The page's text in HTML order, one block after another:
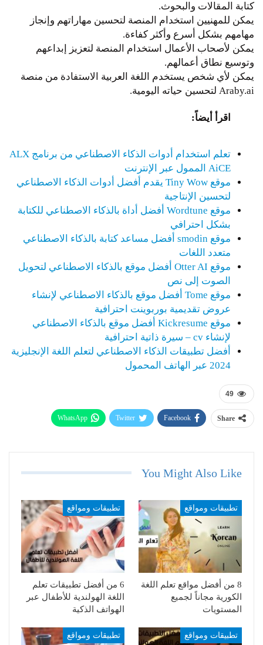
كتابة المقالات والبحوث.
يمكن للمهنيين استخدام المنصة لتحسين مهاراتهم وإنجاز
مهامهم بشكل أسرع وأكثر كفاءة.
يمكن لأصحاب الأعمال استخدام المنصة لتعزيز إبداعهم
وتوسيع نطاق أعمالهم.
يمكن لأي شخص يستخدم اللغة العربية الاستفادة من منصة
Araby.ai لتحسين حياته اليومية.
اقرأ أيضاً:
تعلم استخدام أدوات الذكاء الاصطناعي من برنامج ALX
AiCE الممول عبر الإنترنت
موقع Tiny Wow يقدم أفضل أدوات الذكاء الاصطناعي
لتحسين الإنتاجية
موقع Wordtune أفضل أداة بالذكاء الاصطناعي للكتابة
بشكل احترافي
موقع smodin أفضل مساعد كتابة بالذكاء الاصطناعي
متعدد اللغات
موقع Otter AI أفضل موقع بالذكاء الاصطناعي لتحويل
الصوت إلى نص
موقع Tome أفضل موقع بالذكاء الاصطناعي لإنشاء
عروض تقديمية بوربوينت احترافية
موقع Kickresume أفضل موقع بالذكاء الاصطناعي
لإنشاء cv – سيرة ذاتية احترافية
أفضل تطبيقات الذكاء الاصطناعي لتعلم اللغة الإنجليزية
2024 عبر الهاتف المحمول
49
Share
Facebook
Twitter
WhatsApp
You Might Also Like
تطبيقات ومواقع
8 من أفضل مواقع تعلم اللغة
الكورية مجاناً لجميع
المستويات
تطبيقات ومواقع
6 من أفضل تطبيقات تعلم
اللغة الهولندية للأطفال عبر
الهواتف الذكية
تطبيقات ومواقع تطبيقات ومواقع